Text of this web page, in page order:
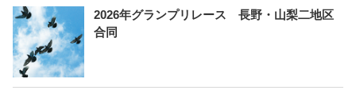
2026年グランプリレース 長野・山梨二地区
合同